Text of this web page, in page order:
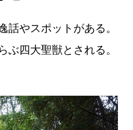
話やスポットがある。
ぶ四大聖獣とされる。